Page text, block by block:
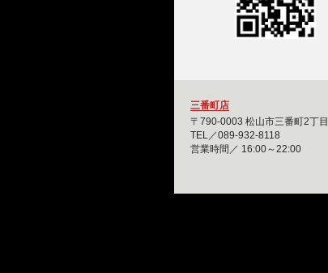
三番町店
〒790-0003 松山市三番町2丁目
TEL／089-932-8118
営業時間／ 16:00～22:00